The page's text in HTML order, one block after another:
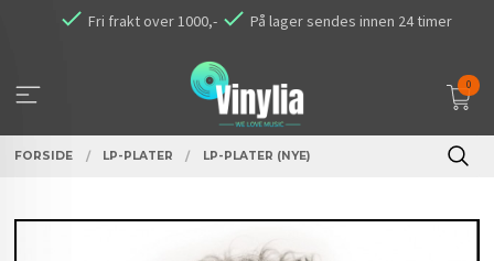
Fri frakt over 1000,- På lager sendes innen 24 timer
0
FORSIDE LP-PLATER LP-PLATER (NYE)